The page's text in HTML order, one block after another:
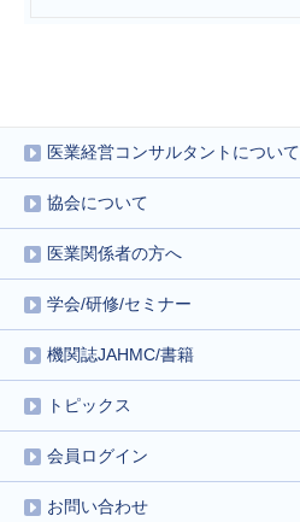
医業経営コンサルタントについて
協会について
医業関係者の方へ
学会/研修/セミナー
機関誌JAHMC/書籍
トピックス
会員ログイン
お問い合わせ